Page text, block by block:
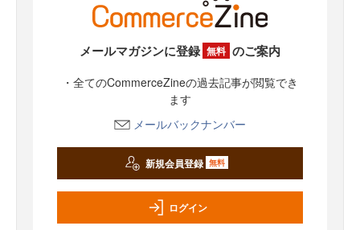
メールマガジンに登録 無料 のご案内
・全てのCommerceZineの過去記事が閲覧でき
ます
メールバックナンバー
新規会員登録 無料
ログイン